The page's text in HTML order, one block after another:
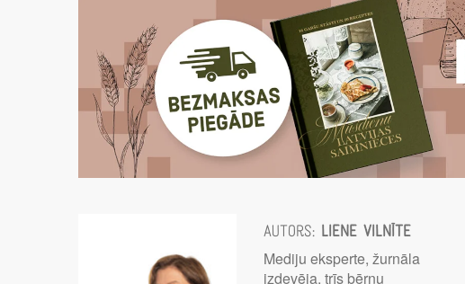
Autors: Liene Vilnīte
Mediju eksperte, žurnāla
izdevēja, trīs bērnu